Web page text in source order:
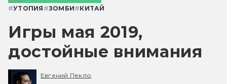
#УТОПИЯ #ЗОМБИ#КИТАЙ
Игры мая 2019,
достойные внимания
Евгений Пекло